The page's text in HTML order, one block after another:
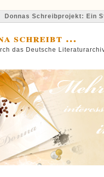
Donnas Schreibprojekt: Ein
schreibt …
das Deutsche